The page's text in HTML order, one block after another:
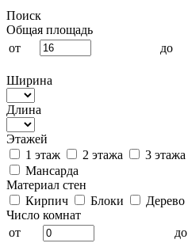
Поиск
Общая площадь
от
до
Ширина
Длина
Этажей
1 этаж
2 этажа
3 этажа
Мансарда
Материал стен
Кирпич
Блоки Дерево
Число комнат
от
до